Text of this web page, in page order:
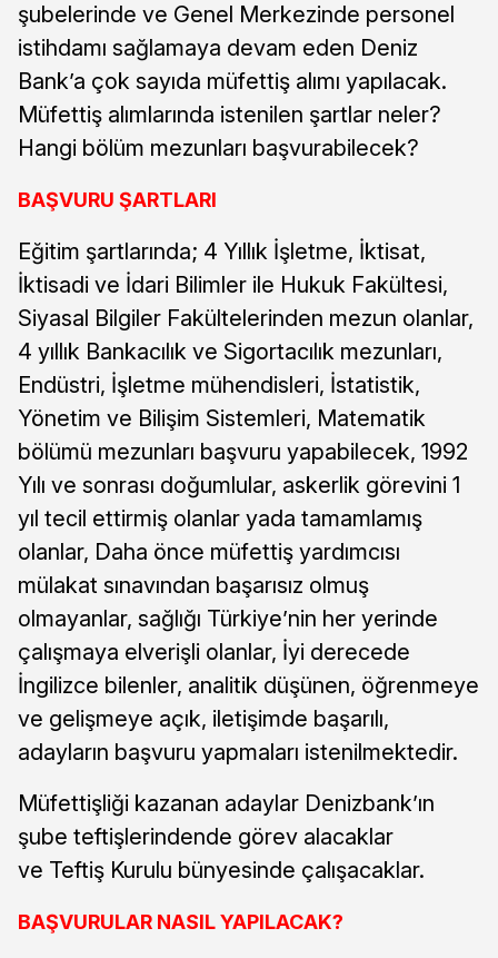
şubelerinde ve Genel Merkezinde personel
istihdamı sağlamaya devam eden Deniz
Bank’a çok sayıda müfettiş alımı yapılacak.
Müfettiş alımlarında istenilen şartlar neler?
Hangi bölüm mezunları başvurabilecek?
BAŞVURU ŞARTLARI
Eğitim şartlarında; 4 Yıllık İşletme, İktisat,
İktisadi ve İdari Bilimler ile Hukuk Fakültesi,
Siyasal Bilgiler Fakültelerinden mezun olanlar,
4 yıllık Bankacılık ve Sigortacılık mezunları,
Endüstri, İşletme mühendisleri, İstatistik,
Yönetim ve Bilişim Sistemleri, Matematik
bölümü mezunları başvuru yapabilecek, 1992
Yılı ve sonrası doğumlular, askerlik görevini 1
yıl tecil ettirmiş olanlar yada tamamlamış
olanlar, Daha önce müfettiş yardımcısı
mülakat sınavından başarısız olmuş
olmayanlar, sağlığı Türkiye’nin her yerinde
çalışmaya elverişli olanlar, İyi derecede
İngilizce bilenler, analitik düşünen, öğrenmeye
ve gelişmeye açık, iletişimde başarılı,
adayların başvuru yapmaları istenilmektedir.
Müfettişliği kazanan adaylar Denizbank’ın
şube teftişlerindende görev alacaklar
ve Teftiş Kurulu bünyesinde çalışacaklar.
BAŞVURULAR NASIL YAPILACAK?